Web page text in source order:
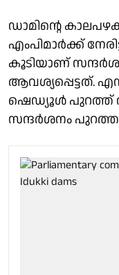
ഡാമിൻ്റെ
എംപിമാർക്ക്
കൂടിയാണ്
ആവശ്യപ്പെട്ടത്.
ഷെഡ്യൂൾ പുറത്ത്
സന്ദർശനം